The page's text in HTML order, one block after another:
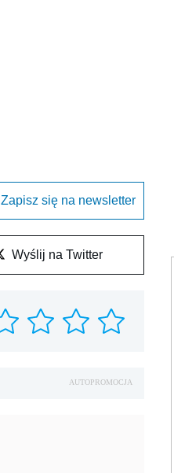
Zapisz się na newsletter
Wyślij na Twitter
AUTOPROMOCJA